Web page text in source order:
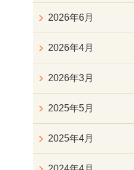
2026年6月
2026年4月
2026年3月
2025年5月
2025年4月